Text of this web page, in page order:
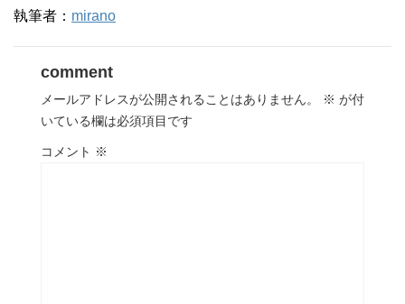
執筆者： mirano
comment
メールアドレスが公開されることはありません。 ※ が付
いている欄は必須項目です
コメント ※